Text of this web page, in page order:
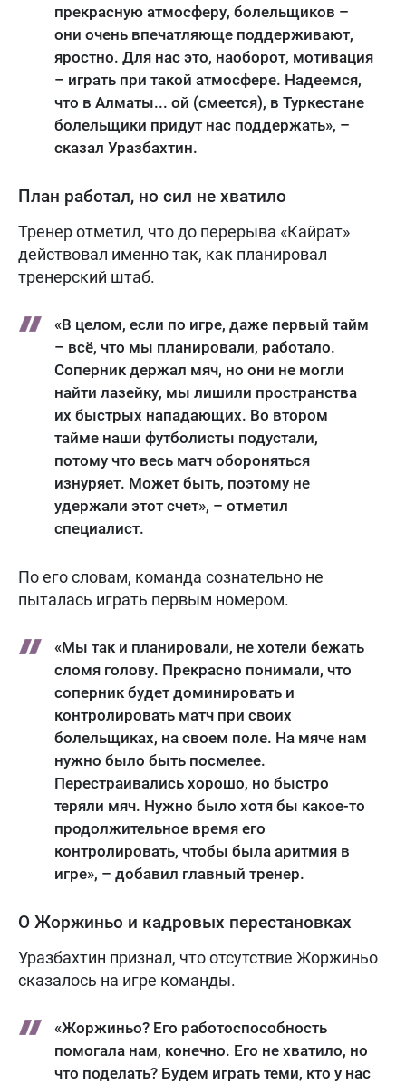
прекрасную атмосферу, болельщиков –
они очень впечатляюще поддерживают,
яростно. Для нас это, наоборот, мотивация
– играть при такой атмосфере. Надеемся,
что в Алматы... ой (смеется), в Туркестане
болельщики придут нас поддержать», –
сказал Уразбахтин.
План работал, но сил не хватило
Тренер отметил, что до перерыва «Кайрат»
действовал именно так, как планировал
тренерский штаб.
«В целом, если по игре, даже первый тайм
– всё, что мы планировали, работало.
Соперник держал мяч, но они не могли
найти лазейку, мы лишили пространства
их быстрых нападающих. Во втором
тайме наши футболисты подустали,
потому что весь матч обороняться
изнуряет. Может быть, поэтому не
удержали этот счет», – отметил
специалист.
По его словам, команда сознательно не
пыталась играть первым номером.
«Мы так и планировали, не хотели бежать
сломя голову. Прекрасно понимали, что
соперник будет доминировать и
контролировать матч при своих
болельщиках, на своем поле. На мяче нам
нужно было быть посмелее.
Перестраивались хорошо, но быстро
теряли мяч. Нужно было хотя бы какое-то
продолжительное время его
контролировать, чтобы была аритмия в
игре», – добавил главный тренер.
О Жоржиньо и кадровых перестановках
Уразбахтин признал, что отсутствие Жоржиньо
сказалось на игре команды.
«Жоржиньо? Его работоспособность
помогала нам, конечно. Его не хватило, но
что поделать? Будем играть теми, кто у нас